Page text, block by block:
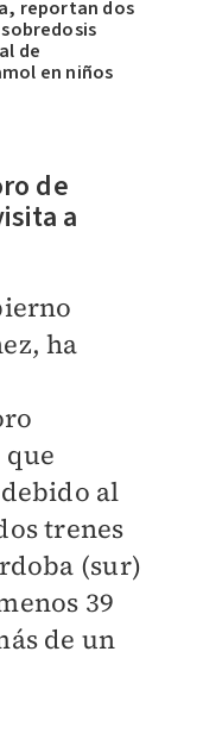
reportan dos
de
en niños
de
a
ha
que
al
trenes
(sur)
39
de un